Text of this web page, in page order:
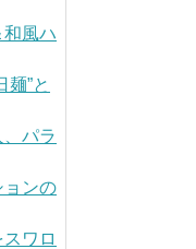
風ハ
麺”と
パラ
ョンの
ワロ